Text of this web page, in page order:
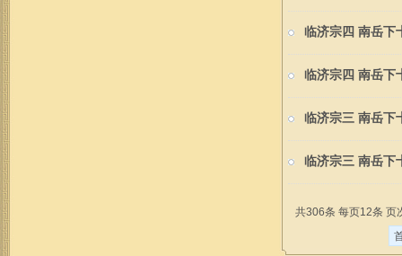
临济宗四 南岳下
临济宗四 南岳下
临济宗三 南岳下
临济宗三 南岳下
共306条 每页12条 页